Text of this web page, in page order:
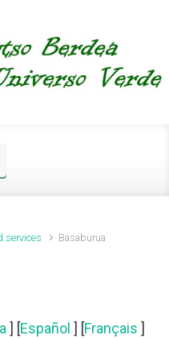
services Basaburua
] [Español ] [Français ]